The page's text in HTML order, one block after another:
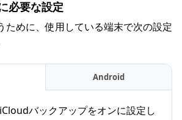
必要な設定
ために、使用している端末で次の設定
Android
バックアップをオンに設定し